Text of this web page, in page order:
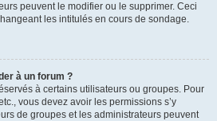
peuvent le modifier ou le supprimer. Ceci
les intitulés en cours de sondage.
à un forum ?
à certains utilisateurs ou groupes. Pour
vous devez avoir les permissions s’y
de groupes et les administrateurs peuvent